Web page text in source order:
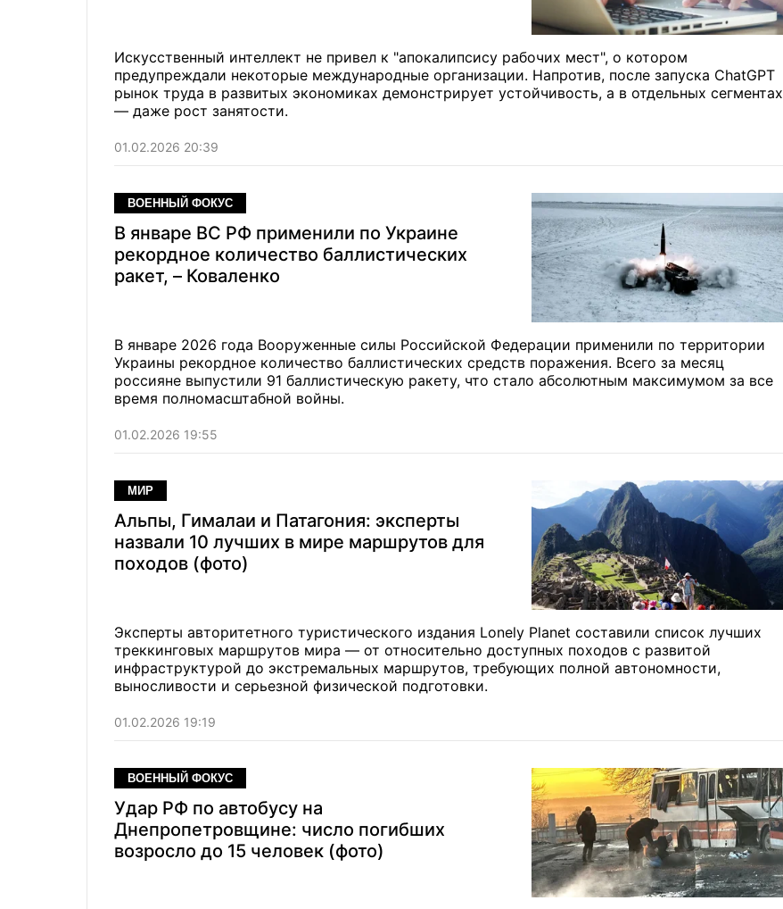
Искусственный интеллект не привел к "апокалипсису рабочих мест", о котором
предупреждали некоторые международные организации. Напротив, после запуска ChatGPT
рынок труда в развитых экономиках демонстрирует устойчивость, а в отдельных сегментах
— даже рост занятости.
01.02.2026 20:39
ВОЕННЫЙ ФОКУС
В январе ВС РФ применили по Украине
рекордное количество баллистических
ракет, – Коваленко
В январе 2026 года Вооруженные силы Российской Федерации применили по территории
Украины рекордное количество баллистических средств поражения. Всего за месяц
россияне выпустили 91 баллистическую ракету, что стало абсолютным максимумом за все
время полномасштабной войны.
01.02.2026 19:55
МИР
Альпы, Гималаи и Патагония: эксперты
назвали 10 лучших в мире маршрутов для
походов (фото)
Эксперты авторитетного туристического издания Lonely Planet составили список лучших
треккинговых маршрутов мира — от относительно доступных походов с развитой
инфраструктурой до экстремальных маршрутов, требующих полной автономности,
выносливости и серьезной физической подготовки.
01.02.2026 19:19
ВОЕННЫЙ ФОКУС
Удар РФ по автобусу на
Днепропетровщине: число погибших
возросло до 15 человек (фото)